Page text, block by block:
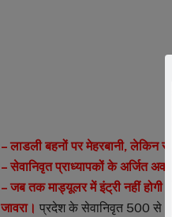
– लाडली बहनों पर मेहरबानी, लेकिन
– सेवानिवृत प्राध्यापकों के अर्जित
– जब तक माड्यूलर में इंट्री नहीं होगी
जावरा। प्रदेश के सेवानिवृत 500 से